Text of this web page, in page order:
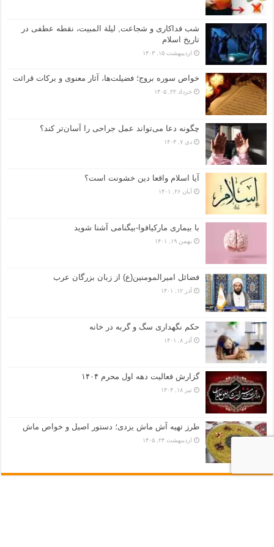
شب فداکاری و شجاعت, لیلة المبیت، نقطه عطفی در
تاریخ اسلام
اردیبهشت ۱۵, ۱۴۰۳
خواص سوره بروج؛ فضیلت‌ها، آثار معنوی و برکات قرائت
خرداد ۲۲, ۱۴۰۵
چگونه دعا می‌تواند عمل جراحی را آسان‌تر کند؟
دی ۷, ۱۴۰۴
آیا اسلام واقعا دین خشونت است؟
آبان ۲۶, ۱۴۰۱
با بیماری مارکیافوا-بیگنامی آشنا شوید
بهمن ۱۹, ۱۴۰۱
فضائل امیرالمومنین(ع) از زبان بزرگان عرب
آذر ۱۲, ۱۴۰۱
حکم نگهداری سگ و گربه در خانه
آذر ۸, ۱۴۰۱
گزارش فعالیت دهه اول محرم ۱۴۰۴
تیر ۱۸, ۱۴۰۴
طرز تهیه آش ماش یزدی؛ دستور اصیل و خواص ماش
اردیبهشت ۲۴, ۱۴۰۵